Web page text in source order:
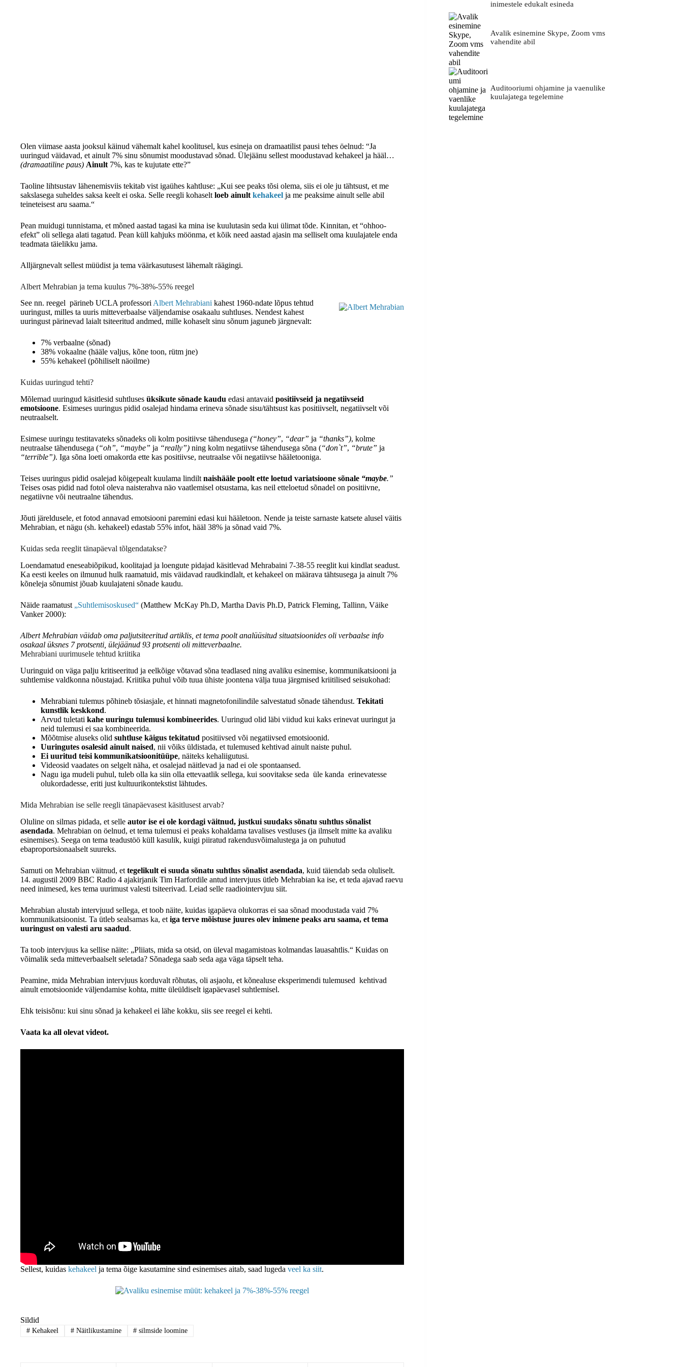
Olen viimase aasta jooksul käinud vähemalt kahel koolitusel, kus esineja on dramaatilist pausi tehes öelnud: “Ja
uuringud väidavad, et ainult 7% sinu sõnumist moodustavad sõnad. Ülejäänu sellest moodustavad kehakeel ja hääl…
(dramaatiline paus) Ainult 7%, kas te kujutate ette?”
Taoline lihtsustav lähenemisviis tekitab vist igaühes kahtluse: „Kui see peaks tõsi olema, siis ei ole ju tähtsust, et me
sakslasega suheldes saksa keelt ei oska. Selle reegli kohaselt loeb ainult kehakeel ja me peaksime ainult selle abil
teineteisest aru saama.“
Pean muidugi tunnistama, et mõned aastad tagasi ka mina ise kuulutasin seda kui ülimat tõde. Kinnitan, et “ohhoo-
efekt” oli sellega alati tagatud. Pean küll kahjuks möönma, et kõik need aastad ajasin ma selliselt oma kuulajatele enda
teadmata täielikku jama.
Alljärgnevalt sellest müüdist ja tema väärkasutusest lähemalt räägingi.
Albert Mehrabian ja tema kuulus 7%-38%-55% reegel
See nn. reegel pärineb UCLA professoriAlbert Mehrabiani kahest 1960-ndate lõpus tehtud
uuringust, milles ta uuris mitteverbaalse väljendamise osakaalu suhtluses. Nendest kahest
uuringust pärinevad laialt tsiteeritud andmed, mille kohaselt sinu sõnum jaguneb järgnevalt:
7% verbaalne (sõnad)
38% vokaalne (hääle valjus, kõne toon, rütm jne)
55% kehakeel (põhiliselt näoilme)
Kuidas uuringud tehti?
Mõlemad uuringud käsitlesid suhtluses üksikute sõnade kaudu edasi antavaid positiivseid ja negatiivseid
emotsioone. Esimeses uuringus pidid osalejad hindama erineva sõnade sisu/tähtsust kas positiivselt, negatiivselt või
neutraalselt.
Esimese uuringu testitavateks sõnadeks oli kolm positiivse tähendusega (“honey”, “dear” ja “thanks”), kolme
neutraalse tähendusega (“oh”, “maybe” ja “really”) ning kolm negatiivse tähendusega sõna (“don`t”, “brute” ja
“terrible”). Iga sõna loeti omakorda ette kas positiivse, neutraalse või negatiivse hääletooniga.
Teises uuringus pidid osalejad kõigepealt kuulama lindilt naishääle poolt ette loetud variatsioone sõnale “maybe.”
Teises osas pidid nad fotol oleva naisterahva näo vaatlemisel otsustama, kas neil etteloetud sõnadel on positiivne,
negatiivne või neutraalne tähendus.
Jõuti järeldusele, et fotod annavad emotsiooni paremini edasi kui hääletoon. Nende ja teiste sarnaste katsete alusel väitis
Mehrabian, et nägu (sh. kehakeel) edastab 55% infot, hääl 38% ja sõnad vaid 7%.
Kuidas seda reeglit tänapäeval tõlgendatakse?
Loendamatud eneseabiõpikud, koolitajad ja loengute pidajad käsitlevad Mehrabaini 7-38-55 reeglit kui kindlat seadust.
Ka eesti keeles on ilmunud hulk raamatuid, mis väidavad raudkindlalt, et kehakeel on määrava tähtsusega ja ainult 7%
kõneleja sõnumist jõuab kuulajateni sõnade kaudu.
Näide raamatust „Suhtlemisoskused“ (Matthew McKay Ph.D, Martha Davis Ph.D, Patrick Fleming, Tallinn, Väike
Vanker 2000):
Albert Mehrabian väidab oma paljutsiteeritud artiklis, et tema poolt analüüsitud situatsioonides oli verbaalse info
osakaal üksnes 7 protsenti, ülejäänud 93 protsenti oli mitteverbaalne.
Mehrabiani uurimusele tehtud kriitika
Uuringuid on väga palju kritiseeritud ja eelkõige võtavad sõna teadlased ning avaliku esinemise, kommunikatsiooni ja
suhtlemise valdkonna nõustajad. Kriitika puhul võib tuua ühiste joontena välja tuua järgmised kriitilised seisukohad:
Mehrabiani tulemus põhineb tõsiasjale, et hinnati magnetofonilindile salvestatud sõnade tähendust. Tekitati
kunstlik keskkond.
Arvud tuletati kahe uuringu tulemusi kombineerides. Uuringud olid läbi viidud kui kaks erinevat uuringut ja
neid tulemusi ei saa kombineerida.
Mõõtmise aluseks olid suhtluse käigus tekitatud positiivsed või negatiivsed emotsioonid.
Uuringutes osalesid ainult naised, nii võiks üldistada, et tulemused kehtivad ainult naiste puhul.
Ei uuritud teisi kommunikatsioonitüüpe, näiteks kehaliigutusi.
Videosid vaadates on selgelt näha, et osalejad näitlevad ja nad ei ole spontaansed.
Nagu iga mudeli puhul, tuleb olla ka siin olla ettevaatlik sellega, kui soovitakse seda üle kanda erinevatesse
olukordadesse, eriti just kultuurikontekstist lähtudes.
Mida Mehrabian ise selle reegli tänapäevasest käsitlusest arvab?
Oluline on silmas pidada, et selle autor ise ei ole kordagi väitnud, justkui suudaks sõnatu suhtlus sõnalist
asendada. Mehrabian on öelnud, et tema tulemusi ei peaks kohaldama tavalises vestluses (ja ilmselt mitte ka avaliku
esinemises). Seega on tema teadustöö küll kasulik, kuigi piiratud rakendusvõimalustega ja on puhutud
ebaproportsionaalselt suureks.
Samuti on Mehrabian väitnud, et tegelikult ei suuda sõnatu suhtlus sõnalist asendada, kuid täiendab seda oluliselt.
14. augustil 2009 BBC Radio 4 ajakirjanik Tim Harfordile antud intervjuus ütleb Mehrabian ka ise, et teda ajavad raevu
need inimesed, kes tema uurimust valesti tsiteerivad. Leiad selle raadiointervjuu siit.
Mehrabian alustab intervjuud sellega, et toob näite, kuidas igapäeva olukorras ei saa sõnad moodustada vaid 7%
kommunikatsioonist. Ta ütleb sealsamas ka, et iga terve mõistuse juures olev inimene peaks aru saama, et tema
uuringust on valesti aru saadud.
Ta toob intervjuus ka sellise näite: „Pliiats, mida sa otsid, on üleval magamistoas kolmandas lauasahtlis.“ Kuidas on
võimalik seda mitteverbaalselt seletada? Sõnadega saab seda aga väga täpselt teha.
Peamine, mida Mehrabian intervjuus korduvalt rõhutas, oli asjaolu, et kõnealuse eksperimendi tulemused kehtivad
ainult emotsioonide väljendamise kohta, mitte üleüldiselt igapäevasel suhtlemisel.
Ehk teisisõnu: kui sinu sõnad ja kehakeel ei lähe kokku, siis see reegel ei kehti.
Vaata ka all olevat videot.
Sellest, kuidas kehakeel ja tema õige kasutamine sind esinemises aitab, saad lugeda veel ka siit.
Sildid
#Kehakeel #Näitlikustamine # silmside loomine
inimestele edukalt esineda
Avalik esinemine Skype, Zoom vms
vahendite abil
Auditooriumi ohjamine ja vaenulike
kuulajatega tegelemine